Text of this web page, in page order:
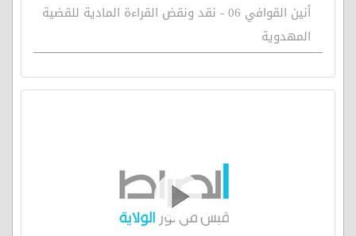
أنين القوافي 06 - نقد ونقض القراءة المادية للقضية
المهدوية